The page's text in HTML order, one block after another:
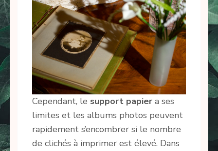
Cependant, le support papier a ses
limites et les albums photos peuvent
rapidement s’encombrer si le nombre
de clichés à imprimer est élevé. Dans